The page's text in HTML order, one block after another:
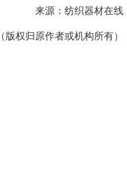
来源：纺织器材在线
（版权归原作者或机构所有）